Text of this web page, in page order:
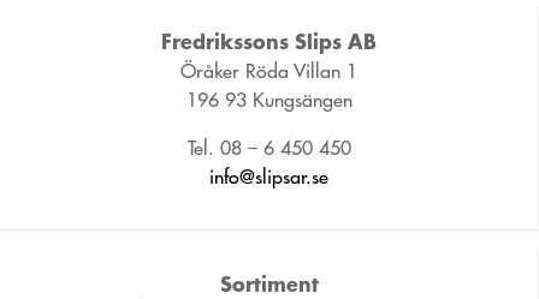
Fredrikssons Slips AB
Öråker Röda Villan 1
196 93 Kungsängen
Tel. 08 – 6 450 450
info@slipsar.se
Sortiment